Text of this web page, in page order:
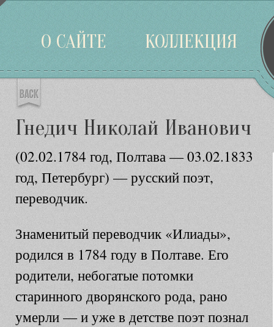
О САЙТЕ КОЛЛЕКЦИЯ
Гнедич Николай Иванович
(02.02.1784 год, Полтава — 03.02.1833
год, Петербург) — русский поэт,
переводчик.
Знаменитый переводчик «Илиады»,
родился в 1784 году в Полтаве. Его
родители, небогатые потомки
старинного дворянского рода, рано
умерли — и уже в детстве поэт познал